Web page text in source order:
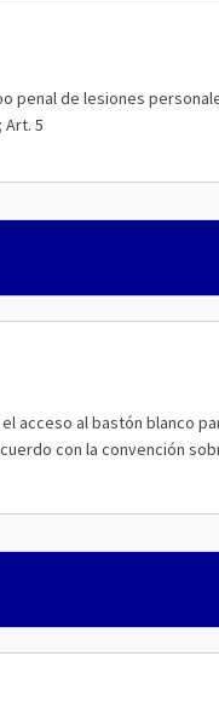
penal de lesiones
5
acceso al bastón blanco
con la convención